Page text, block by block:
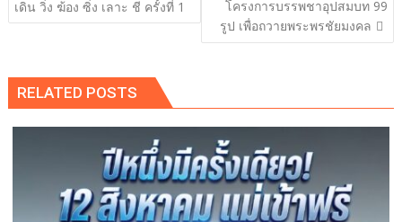
เดิน วิ่ง ฆ้อง ซิ่ง เลาะ ชี ครั้งที่ 1
โครงการบรรพชาอุปสมบท 99
รูป เพื่อถวายพระพรชัยมงคล
RELATED POSTS